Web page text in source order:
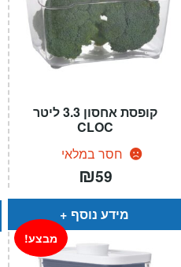
קופסת אחסון 3.3 ליטר
CLOC
חסר במלאי
₪59
מידע נוסף
מבצע!